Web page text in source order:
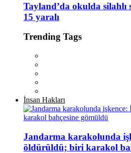
Tayland’da okulda silahlı
15 yaralı
Trending Tags
İnsan Hakları
Jandarma karakolunda
öldürüldü; biri karakol